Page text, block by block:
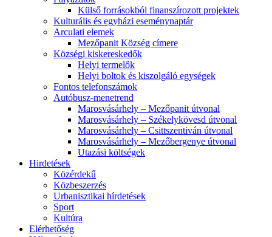
Külső forrásokból finanszírozott projektek
Kulturális és egyházi eseménynaptár
Arculati elemek
Mezőpanit Község címere
Községi kiskereskedők
Helyi termelők
Helyi boltok és kiszolgáló egységek
Fontos telefonszámok
Autóbusz-menetrend
Marosvásárhely – Mezőpanit útvonal
Marosvásárhely – Székelykövesd útvonal
Marosvásárhely – Csittszentiván útvonal
Marosvásárhely – Mezőbergenye útvonal
Utazási költségek
Hirdetések
Közérdekű
Közbeszerzés
Urbanisztikai hírdetések
Sport
Kultúra
Elérhetőség